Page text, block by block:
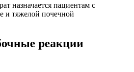
назначается пациентам с
и тяжелой почечной
реакции